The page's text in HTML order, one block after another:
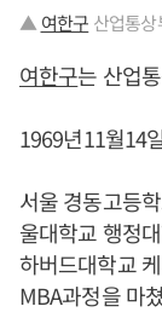
▲ 여한구 산업통
여한구는 산업
1969년11월14
서울 경동고등
울대학교 행정
하버드대학교
MBA과정을 마